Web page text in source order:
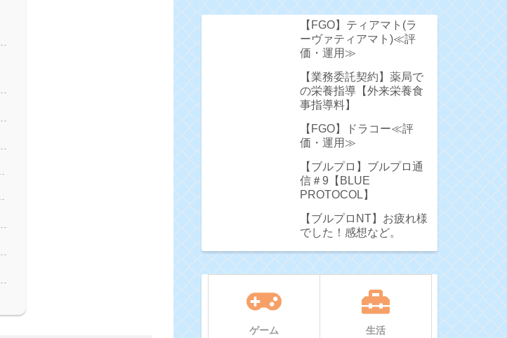
【FGO】ティアマト(ラ
ーヴァティアマト)≪評
価・運用≫
【業務委託契約】薬局で
の栄養指導【外来栄養食
事指導料】
【FGO】ドラコー≪評
価・運用≫
【ブルプロ】ブルプロ通
信＃9【BLUE
PROTOCOL】
【ブルプロNT】お疲れ様
でした！感想など。
ゲーム 生活